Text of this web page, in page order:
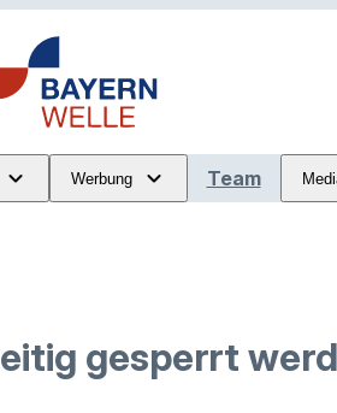
Werbung Team
gesperrt